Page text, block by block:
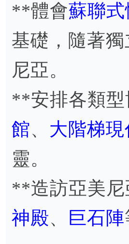
**體會蘇聯
基礎，隨著
尼亞。
**安排各類
館、 大階梯
靈。
**造訪亞美尼
神殿、 巨石陣